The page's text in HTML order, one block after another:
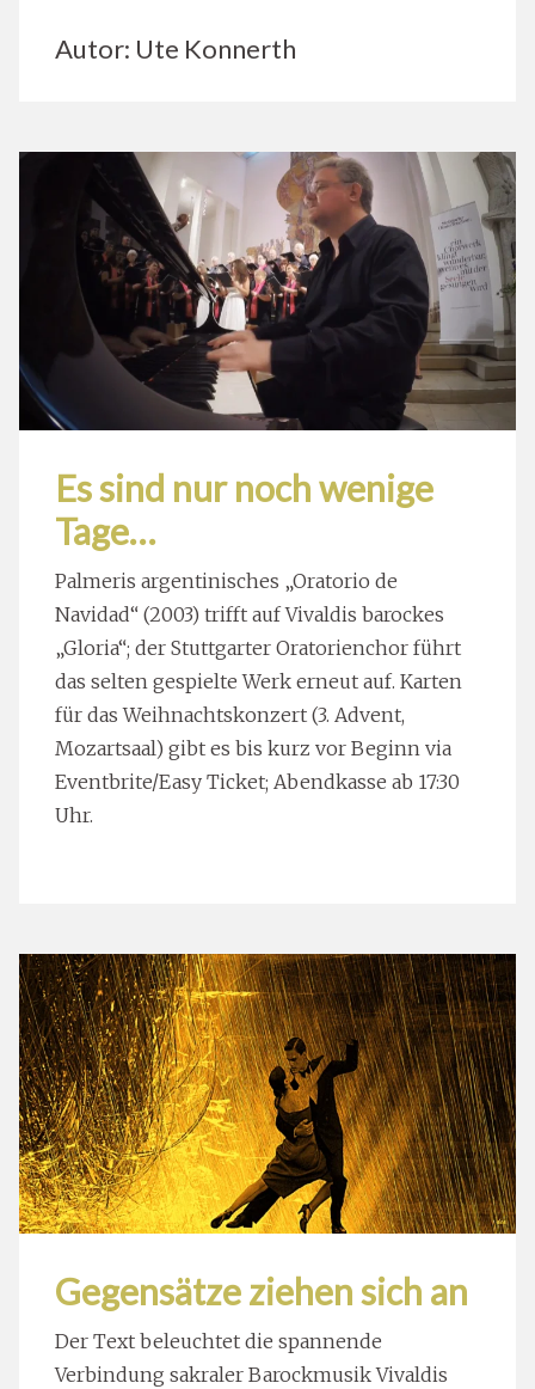
Autor: Ute Konnerth
Es sind nur noch wenige
Tage…
Palmeris argentinisches „Oratorio de
Navidad“ (2003) trifft auf Vivaldis barockes
„Gloria“; der Stuttgarter Oratorienchor führt
das selten gespielte Werk erneut auf. Karten
für das Weihnachtskonzert (3. Advent,
Mozartsaal) gibt es bis kurz vor Beginn via
Eventbrite/Easy Ticket; Abendkasse ab 17:30
Uhr.
Gegensätze ziehen sich an
Der Text beleuchtet die spannende
Verbindung sakraler Barockmusik Vivaldis